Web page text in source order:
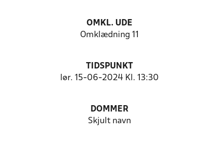
OMKL. UDE
Omklædning 11
TIDSPUNKT
lør. 15-06-2024 Kl. 13:30
DOMMER
Skjult navn